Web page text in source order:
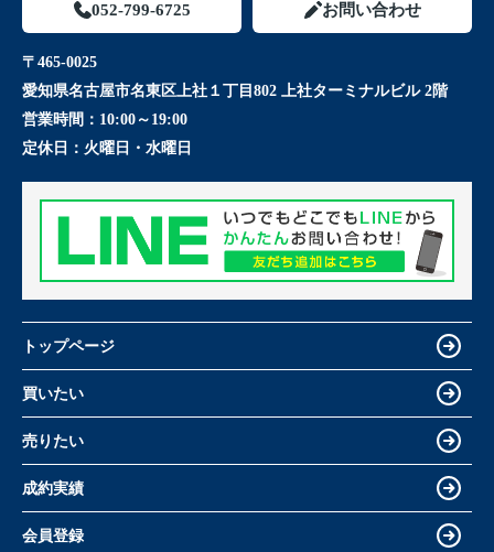
052-799-6725 お問い合わせ
〒465-0025
愛知県名古屋市名東区上社１丁目802 上社ターミナルビル 2階
営業時間： 10:00～19:00
定休日： 火曜日・水曜日
トップページ
買いたい
売りたい
成約実績
会員登録